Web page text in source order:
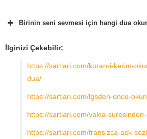
Birinin seni sevmesi için hangi dua
İlginizi Çekebilir;
https://sartlari.com/kuran-i-kerim-
dua/
https://sartlari.com/lgsden-once-
https://sartlari.com/vakia-
https://sartlari.com/fransizca-ask-